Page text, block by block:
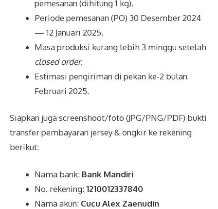
pemesanan (dihitung 1 kg).
Periode pemesanan (PO) 30 Desember 2024
— 12 Januari 2025.
Masa produksi kurang lebih 3 minggu setelah
closed order.
Estimasi pengiriman di pekan ke-2 bulan
Februari 2025.
Siapkan juga screenshoot/foto (JPG/PNG/PDF) bukti
transfer pembayaran jersey & ongkir ke rekening
berikut:
Nama bank: Bank Mandiri
No. rekening:1210012337840
Nama akun: Cucu Alex Zaenudin